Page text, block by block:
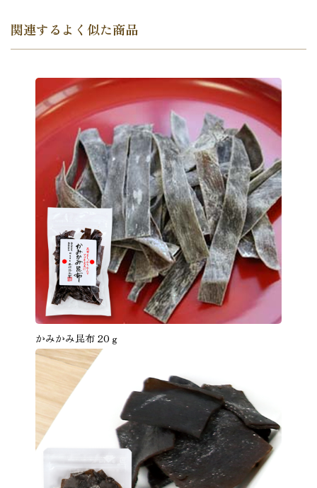
関連するよく似た商品
かみかみ昆布 20ｇ